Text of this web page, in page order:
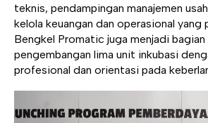
teknis, pendampingan manajemen
kelola keuangan dan operasional yang
Bengkel Promatic juga menjadi
pengembangan lima unit inkubasi
profesional dan orientasi pada